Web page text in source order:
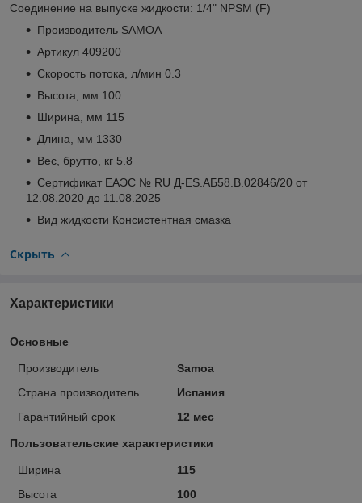
Соединение на выпуске жидкости: 1/4" NPSM (F)
Производитель SAMOA
Артикул 409200
Скорость потока, л/мин 0.3
Высота, мм 100
Ширина, мм 115
Длина, мм 1330
Вес, брутто, кг 5.8
Сертификат ЕАЭС № RU Д-ES.AБ58.В.02846/20 от
12.08.2020 до 11.08.2025
Вид жидкости Консистентная смазка
Скрыть
Характеристики
Основные
Производитель
Samoa
Страна производитель
Испания
Гарантийный срок
12 мес
Пользовательские характеристики
Ширина
115
Высота
100